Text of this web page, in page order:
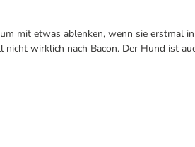
mit etwas ablenken, wenn sie erstmal
nicht wirklich nach Bacon. Der Hund ist